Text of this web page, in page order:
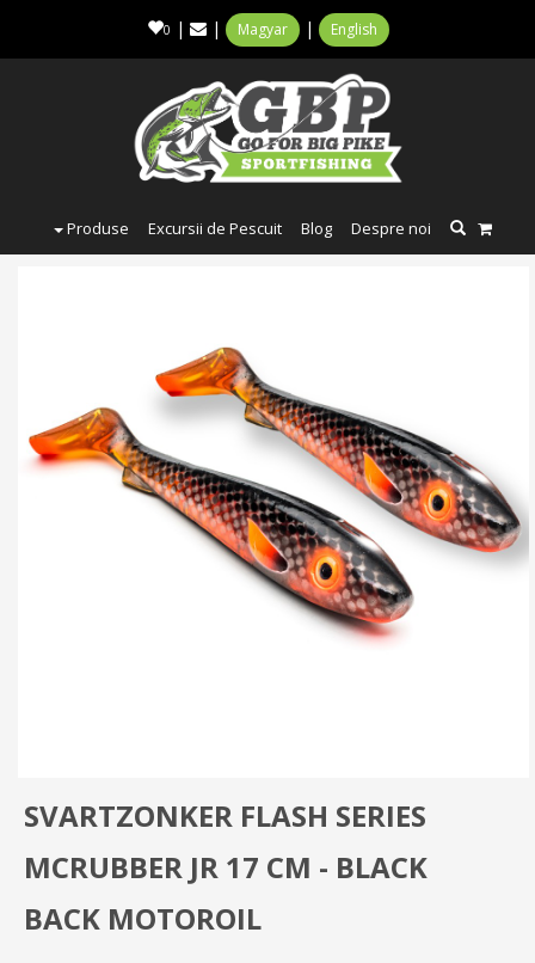
0 | | Magyar | English
Produse Excursii de Pescuit Blog Despre noi
SVARTZONKER FLASH SERIES
MCRUBBER JR 17 CM - BLACK
BACK MOTOROIL